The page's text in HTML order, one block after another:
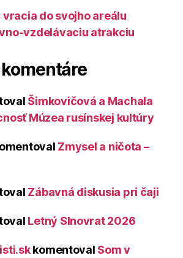
vracia do svojho areálu
vzdelávaciu atrakciu
Šimkovičová a Machala
Múzea rusínskej kultúry
Zmysel a ničota –
Zábavná diskusia pri čaji
Letný Slnovrat 2026
komentoval Som v